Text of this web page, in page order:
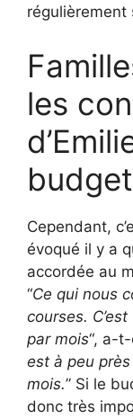
régulièrement
les
Cependant,
évoqué il y a
accordée au
“Ce qui nous
courses.
par mois“, a-
est à peu
mois.” Si le
donc très